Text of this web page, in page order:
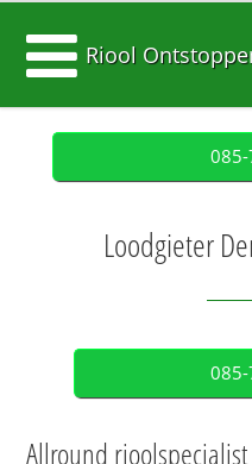
Riool
Loodgieter
Allround rioolspecialist